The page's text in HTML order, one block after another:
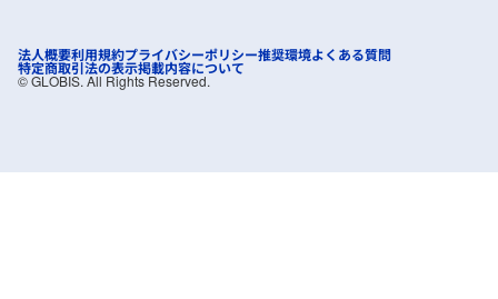
法人概要利用規約プライバシーポリシー推奨環境よくある質問
特定商取引法の表示掲載内容について
©︎ GLOBIS. All Rights Reserved.